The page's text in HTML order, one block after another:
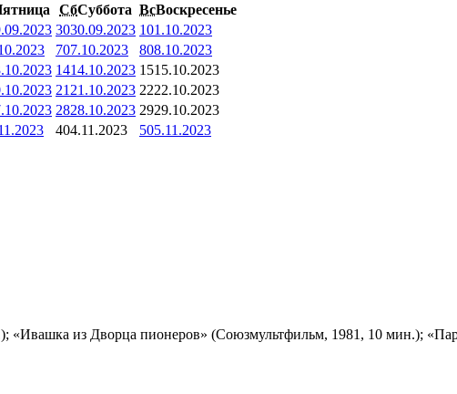
СбСуббота ВсВоскресенье
3030.09.2023 101.10.2023
707.10.2023 808.10.2023
1414.10.2023 1515.10.2023
21 21.10.2023 2222.10.2023
2828.10.2023 2929.10.2023
404.11.2023 505.11.2023
из Дворца пионеров» (Союзмультфильм, 1981, 10 мин.);